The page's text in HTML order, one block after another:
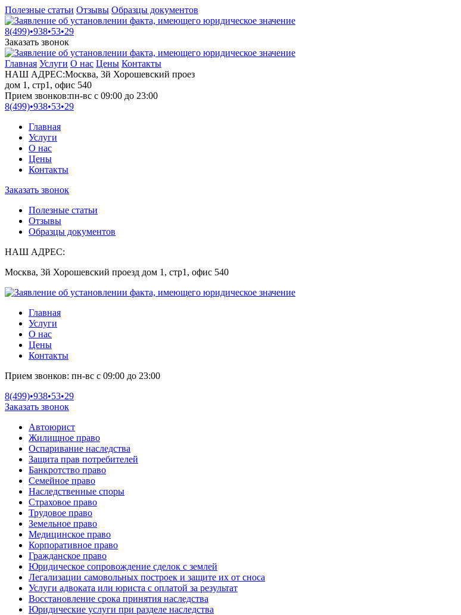
Полезные статьи Отзывы Образцы документов
8(499)•938•53•29
Заказать звонок
Главная Услуги О нас Цены Контакты
НАШ АДРЕС:Москва, 3й Хорошевский проез
дом 1, стр1, офис 540
Прием звонков:пн-вс с 09:00 до 23:00
8(499)•938•53•29
Главная
Услуги
О нас
Цены
Контакты
Заказать звонок
Полезные статьи
Отзывы
Образцы документов
НАШ АДРЕС:
Москва, 3й Хорошевский проезд дом 1, стр1, офис 540
Главная
Услуги
О нас
Цены
Контакты
Прием звонков: пн-вс с 09:00 до 23:00
8(499)•938•53•29
Заказать звонок
Автоюрист
Жилищное право
Оспаривание наследства
Защита прав потребителей
Банкротство право
Семейное право
Наследственные споры
Страховое право
Трудовое право
Земельное право
Медицинское право
Корпоративное право
Гражданское право
Юридическое сопровождение сделок с землей
Легализации самовольных построек и защите их от сноса
Услуги адвоката или юриста с оплатой за результат
Восстановление срока принятия наследства
Юридические услуги при разделе наследства